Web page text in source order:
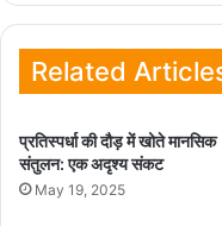
Related
प्रतिस्पर्धा की दौड़ में खोते मानसिक
संतुलन: एक अदृश्य संकट
May 19, 2025